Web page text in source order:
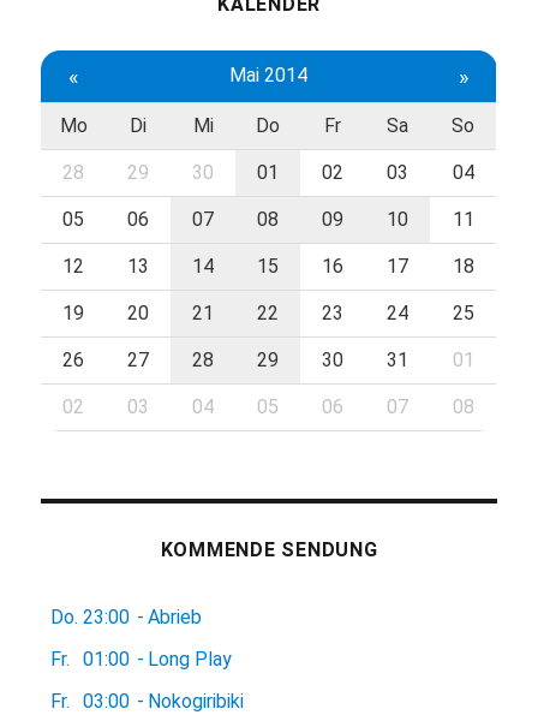
KALENDER
« Mai 2014 »
Mo Di Mi Do Fr Sa So
28 29 30 01 02 03 04
05 06 07 08 09 10 11
12 13 14 15 16 17 18
19 20 21 22 23 24 25
26 27 28 29 30 31 01
02 03 04 05 06 07 08
KOMMENDE SENDUNG
Do. 23:00 - Abrieb
Fr.
01:00 - Long Play
Fr.
03:00 - Nokogiribiki